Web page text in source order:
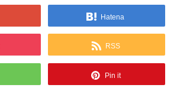
Hatena
RSS
Pin it